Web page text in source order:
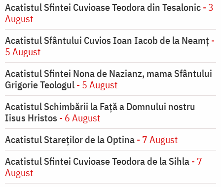
Acatistul Sfintei Cuvioase Teodora din Tesalonic- 3
August
Acatistul Sfântului Cuvios Ioan Iacob de la Neamț -
5 August
Acatistul Sfintei Nona de Nazianz, mama Sfântului
Grigorie Teologul- 5 August
Acatistul Schimbării la Faţă a Domnului nostru
Iisus Hristos - 6 August
Acatistul Stareţilor de la Optina- 7 August
Acatistul Sfintei Cuvioase Teodora de la Sihla- 7
August